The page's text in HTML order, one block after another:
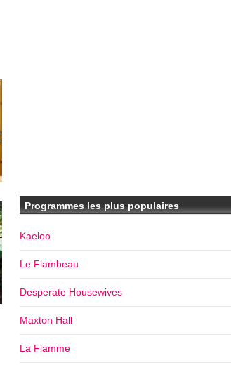
Programmes les plus populaires
Kaeloo
Le Flambeau
Desperate Housewives
Maxton Hall
La Flamme